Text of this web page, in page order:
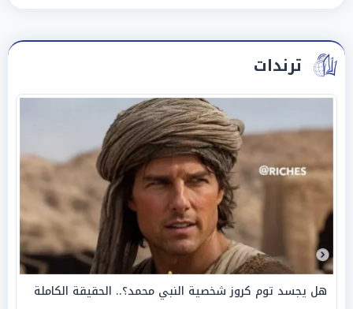
ترندات
هل يجسد توم كروز شخصية النبي محمد؟.. الحقيقة الكاملة